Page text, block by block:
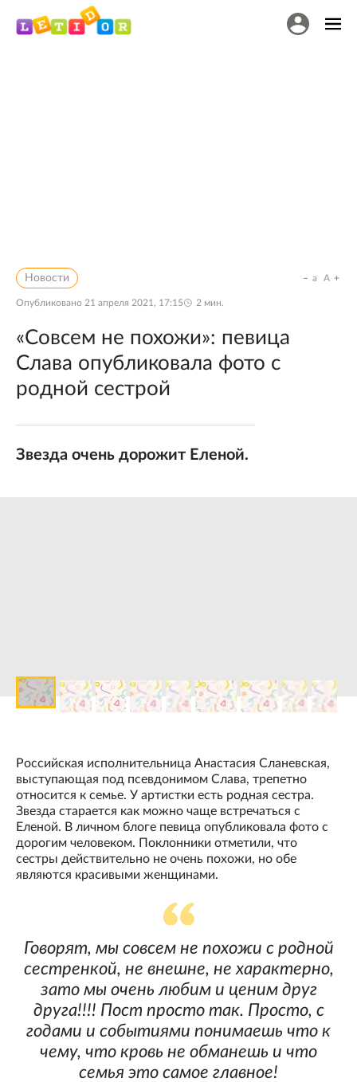
Новости
Опубликовано 21 апреля 2021, 17:15 2 мин.
a A
«Совсем не похожи»: певица
Слава опубликовала фото с
родной сестрой
Звезда очень дорожит Еленой.
Российская исполнительница Анастасия Сланевская,
выступающая под псевдонимом Слава, трепетно
относится к семье. У артистки есть родная сестра.
Звезда старается как можно чаще встречаться с
Еленой. В личном блоге певица опубликовала фото с
дорогим человеком. Поклонники отметили, что
сестры действительно не очень похожи, но обе
являются красивыми женщинами.
Говорят, мы совсем не похожи с родной
сестренкой, не внешне, не характерно,
зато мы очень любим и ценим друг
друга!!!! Пост просто так. Просто, с
годами и событиями понимаешь что к
чему, что кровь не обманешь и что
семья это самое главное!